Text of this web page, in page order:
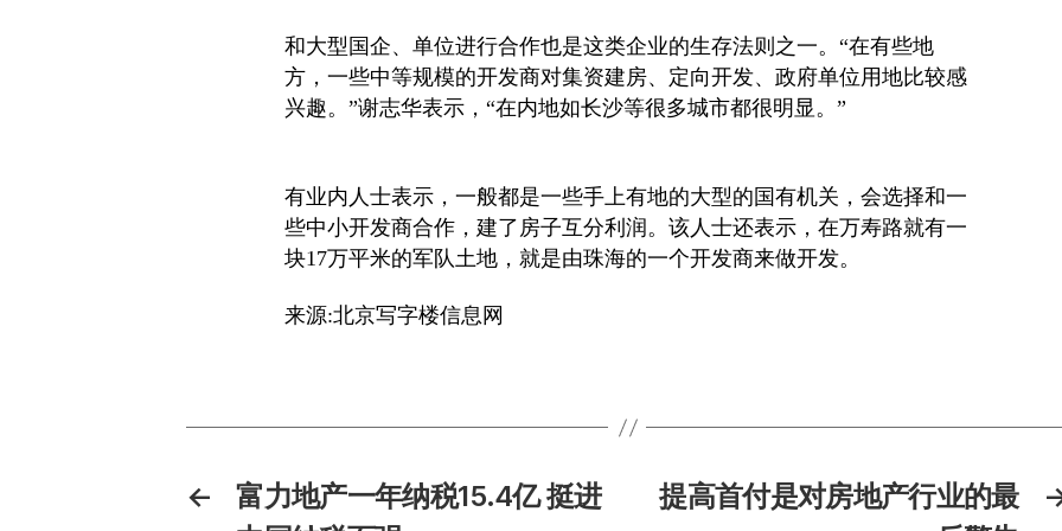
和大型国企、单位进行合作也是这类企业的生存法则之一。“在有些地
方，一些中等规模的开发商对集资建房、定向开发、政府单位用地比较感
兴趣。”谢志华表示，“在内地如长沙等很多城市都很明显。”
有业内人士表示，一般都是一些手上有地的大型的国有机关，会选择和一
些中小开发商合作，建了房子互分利润。该人士还表示，在万寿路就有一
块17万平米的军队土地，就是由珠海的一个开发商来做开发。
来源:北京写字楼信息网
←
富力地产一年纳税15.4亿 挺进
提高首付是对房地产行业的最